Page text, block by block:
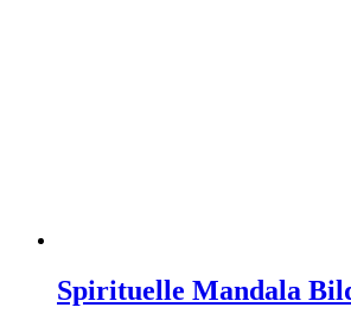
Spirituelle Mandala